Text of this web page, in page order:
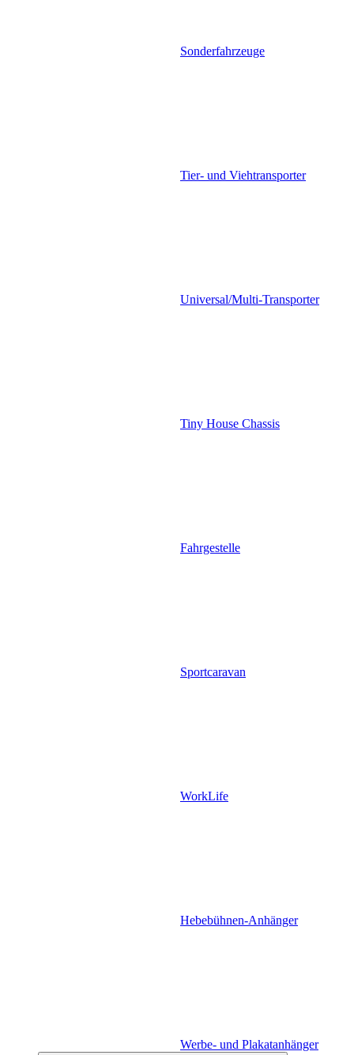
Sonderfahrzeuge
Tier- und Viehtransporter
Universal/Multi-Transporter
Tiny House Chassis
Fahrgestelle
Sportcaravan
WorkLife
Hebebühnen-Anhänger
Werbe- und Plakatanhänger